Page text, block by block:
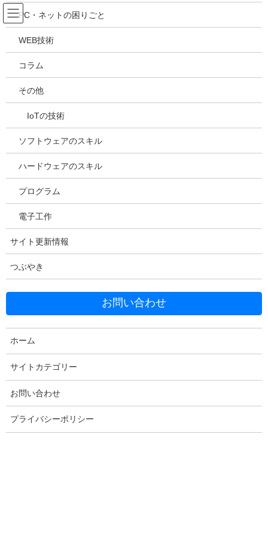
コ
ン
テ
ツ
ス
ッ
ナ
ビ
ゲ
シ
ン
移
吉川万能ＩＴ研究所
メディア
HOME
2023年9月28日
20230928184233
Facebook X Bluesky
Copy
PC・ネットの困りごと
WEB技術
コラム
その他
IoTの技術
ソフトウェアのスキル
ハードウェアのスキル
プログラム
電子工作
サイト更新情報
つぶやき
お問い合わせ
ホーム
サイトカテゴリー
お問い合わせ
プライバシーポリシー